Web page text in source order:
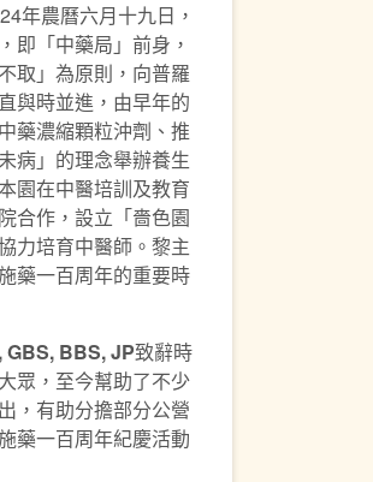
年農曆六月十九日，
即「中藥局」前身，
取」為原則，向普羅
與時並進，由早年的
藥濃縮顆粒沖劑、推
病」的理念舉辦養生
園在中醫培訓及教育
合作，設立「嗇色園
力培育中醫師。黎主
藥一百周年的重要時
, GBS, BBS, JP致辭時
眾，至今幫助了不少
，有助分擔部分公營
藥一百周年紀慶活動